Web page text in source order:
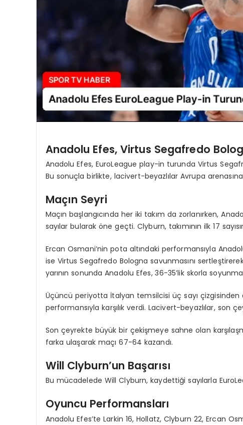
Anadolu Efes, Virtus Segafredo
Anadolu Efes, EuroLeague play-in turunda Virtus
Bu sonuçla birlikte, lacivert-beyazlılar Avrupa
Maçın Seyri
Maçın başlangıcında her iki takım da zorlanırken,
sayılar bularak öne geçti. Clyburn, takımının ilk 17
Ercan Osmani’nin pota altındaki performansıyla
ise Virtus Segafredo Bologna savunmasını
yarının sonunda Anadolu Efes, 36-35’lik skorla
Üçüncü periyotta İtalyan temsilcisi üç sayı çizgisinden
performansıyla karşılık verdi. Lacivert-beyazlılar, son
Son çeyrekte büyük bir çekişmeye sahne olan
farka ulaşarak maçı 67-64 kazandı.
Will Clyburn’un Başarısı
Bu mücadelede Will Clyburn, kaydettiği sayılarla
Oyuncu Performansları
Anadolu Efes’te Larkin 16, Hollatz, Clyburn 22, Ercan